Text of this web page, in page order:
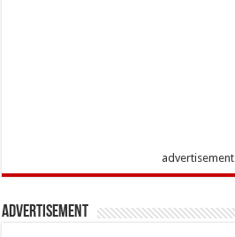
advertisement
Advertisement